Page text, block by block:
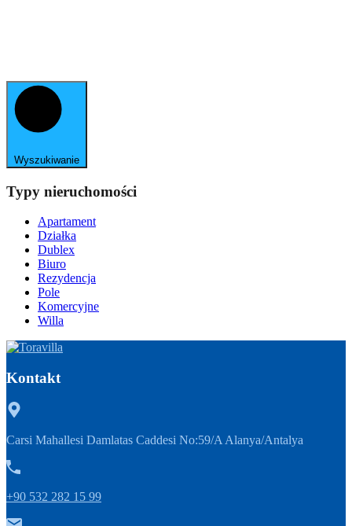
Wyszukiwanie
Typy nieruchomości
Apartament
Działka
Dublex
Biuro
Rezydencja
Pole
Komercyjne
Willa
Kontakt
Carsi Mahallesi Damlatas Caddesi No:59/A Alanya/Antalya
+90 532 282 15 99